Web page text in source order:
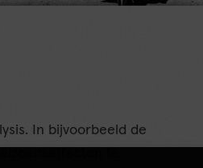
In bijvoorbeeld de
te